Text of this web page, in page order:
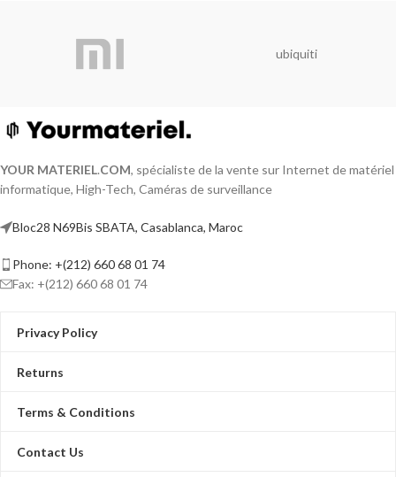
ubiquiti
YOUR MATERIEL.COM, spécialiste de la vente sur Internet de matériel
informatique, High-Tech, Caméras de surveillance
Bloc28 N69Bis SBATA, Casablanca, Maroc
Phone: +(212) 660 68 01 74
Fax: +(212) 660 68 01 74
Privacy Policy
Returns
Terms & Conditions
Contact Us